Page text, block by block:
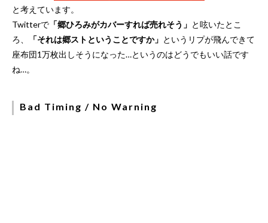
と考えています。
Twitterで 「郷ひろみがカバーすれば売れそう」 と呟いたとこ
ろ、
「それは郷ストということですか」 というリプが飛んできて
座布団1万枚出しそうになった…というのはどうでもいい話です
ね…。
Bad Timing / No Warning